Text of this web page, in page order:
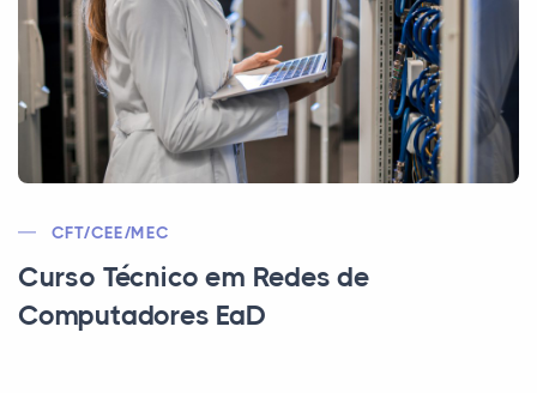
CFT/CEE/MEC
Curso Técnico em Redes de
Computadores EaD